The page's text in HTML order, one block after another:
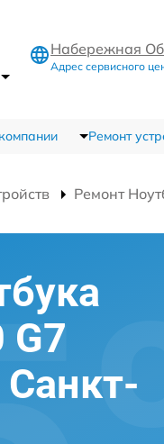
Набережная
Адрес сервисного
Ремонт
Ремонт
G7